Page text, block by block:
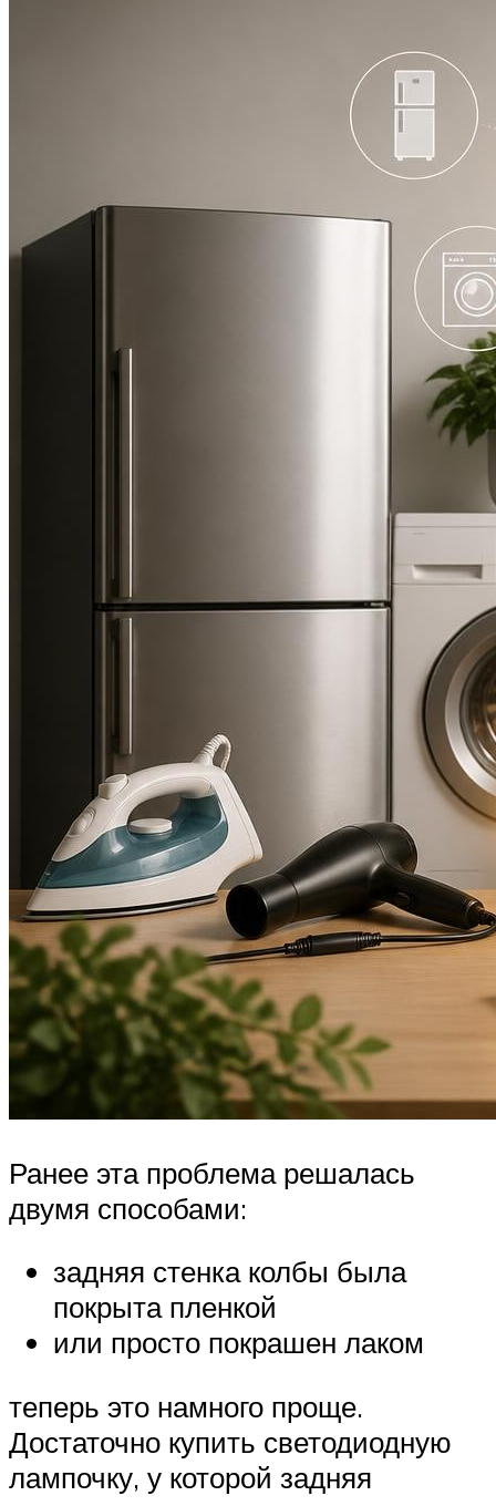
Ранее эта проблема решалась
двумя способами:
задняя стенка колбы была
покрыта пленкой
или просто покрашен лаком
теперь это намного проще.
Достаточно купить светодиодную
лампочку, у которой задняя